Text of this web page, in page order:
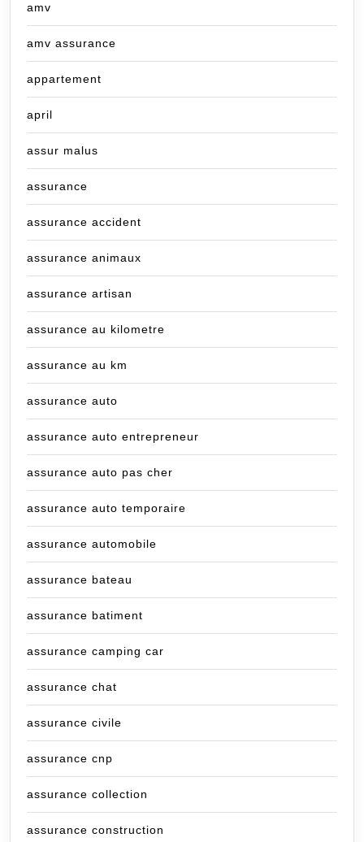
amv
amv assurance
appartement
april
assur malus
assurance
assurance accident
assurance animaux
assurance artisan
assurance au kilometre
assurance au km
assurance auto
assurance auto entrepreneur
assurance auto pas cher
assurance auto temporaire
assurance automobile
assurance bateau
assurance batiment
assurance camping car
assurance chat
assurance civile
assurance cnp
assurance collection
assurance construction